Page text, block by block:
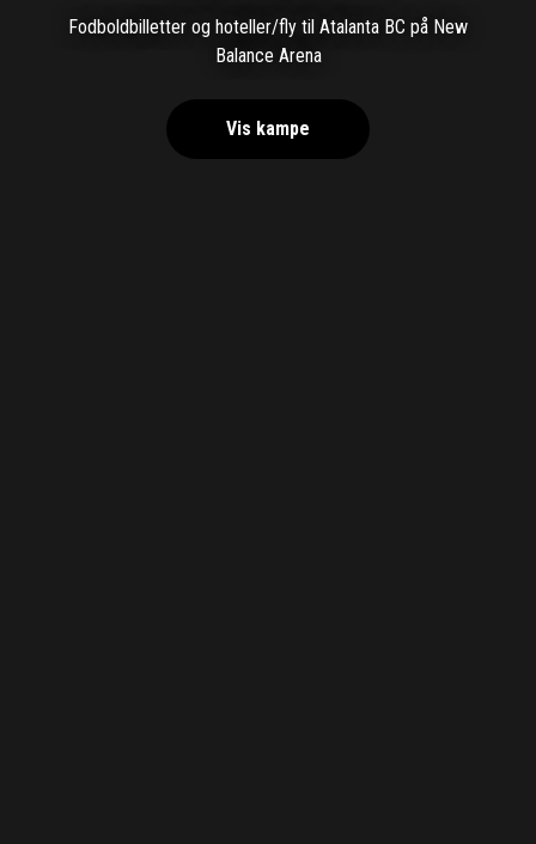
Fodboldbilletter og hoteller/fly til Atalanta BC på New
Balance Arena
Vis kampe